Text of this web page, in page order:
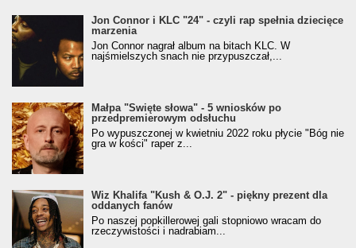
Jon Connor i KLC "24" - czyli rap spełnia dziecięce
marzenia
Jon Connor nagrał album na bitach KLC. W
najśmielszych snach nie przypuszczał,...
Małpa "Święte słowa" - 5 wniosków po
przedpremierowym odsłuchu
Po wypuszczonej w kwietniu 2022 roku płycie "Bóg nie
gra w kości" raper z...
Wiz Khalifa "Kush & O.J. 2" - piękny prezent dla
oddanych fanów
Po naszej popkillerowej gali stopniowo wracam do
rzeczywistości i nadrabiam...